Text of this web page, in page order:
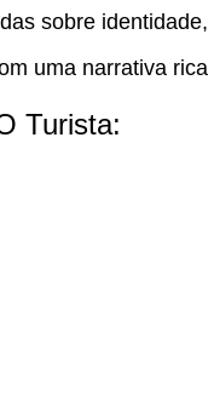
sobre
uma narrativa
Turista: